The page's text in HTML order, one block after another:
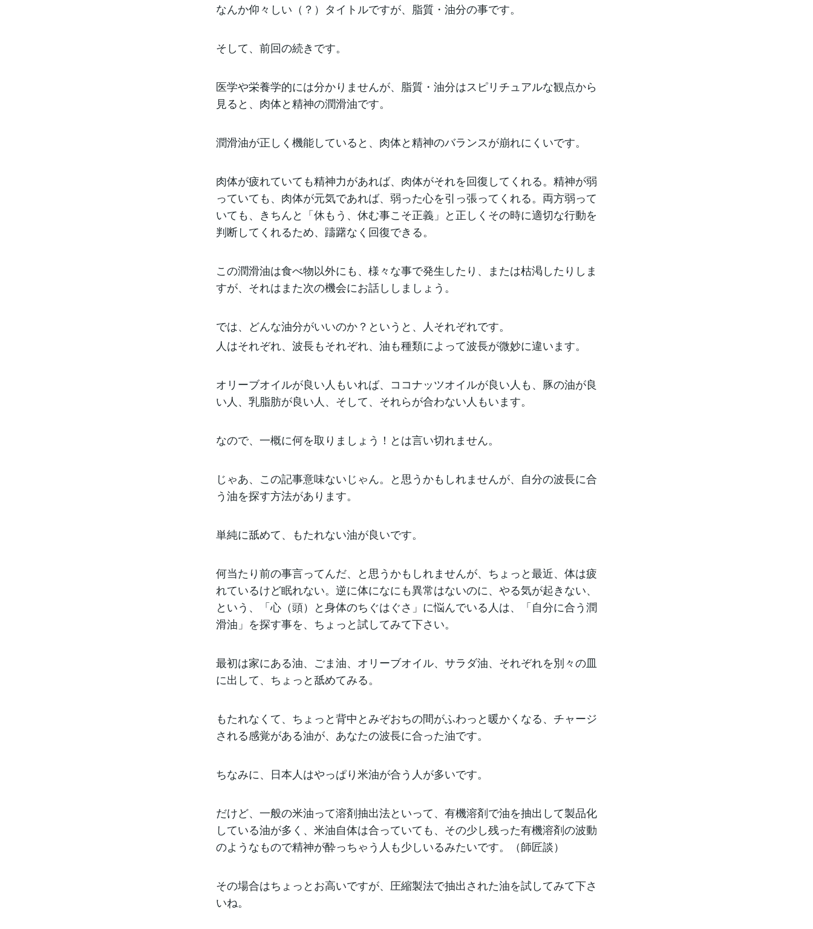
なんか仰々しい（？）タイトルですが、脂質・油分の事です。
そして、前回の続きです。
医学や栄養学的には分かりませんが、脂質・油分はスピリチュアルな観点から
見ると、肉体と精神の潤滑油です。
潤滑油が正しく機能していると、肉体と精神のバランスが崩れにくいです。
肉体が疲れていても精神力があれば、肉体がそれを回復してくれる。精神が弱
っていても、肉体が元気であれば、弱った心を引っ張ってくれる。両方弱って
いても、きちんと「休もう、休む事こそ正義」と正しくその時に適切な行動を
判断してくれるため、躊躇なく回復できる。
この潤滑油は食べ物以外にも、様々な事で発生したり、または枯渇したりしま
すが、それはまた次の機会にお話ししましょう。
では、どんな油分がいいのか？というと、人それぞれです。
人はそれぞれ、波長もそれぞれ、油も種類によって波長が微妙に違います。
オリーブオイルが良い人もいれば、ココナッツオイルが良い人も、豚の油が良
い人、乳脂肪が良い人、そして、それらが合わない人もいます。
なので、一概に何を取りましょう！とは言い切れません。
じゃあ、この記事意味ないじゃん。と思うかもしれませんが、自分の波長に合
う油を探す方法があります。
単純に舐めて、もたれない油が良いです。
何当たり前の事言ってんだ、と思うかもしれませんが、ちょっと最近、体は疲
れているけど眠れない。逆に体になにも異常はないのに、やる気が起きない、
という、「心（頭）と身体のちぐはぐさ」に悩んでいる人は、「自分に合う潤
滑油」を探す事を、ちょっと試してみて下さい。
最初は家にある油、ごま油、オリーブオイル、サラダ油、それぞれを別々の皿
に出して、ちょっと舐めてみる。
もたれなくて、ちょっと背中とみぞおちの間がふわっと暖かくなる、チャージ
される感覚がある油が、あなたの波長に合った油です。
ちなみに、日本人はやっぱり米油が合う人が多いです。
だけど、一般の米油って溶剤抽出法といって、有機溶剤で油を抽出して製品化
している油が多く、米油自体は合っていても、その少し残った有機溶剤の波動
のようなもので精神が酔っちゃう人も少しいるみたいです。（師匠談）
その場合はちょっとお高いですが、圧縮製法で抽出された油を試してみて下さ
いね。